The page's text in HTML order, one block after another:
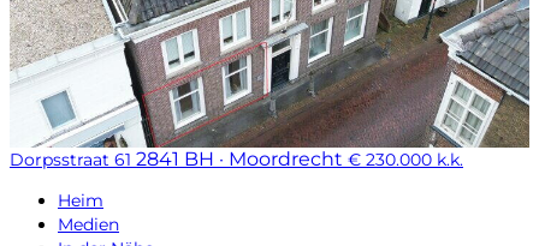
Dorpsstraat 61 2841 BH · Moordrecht € 230.000 k.k.
Heim
Medien